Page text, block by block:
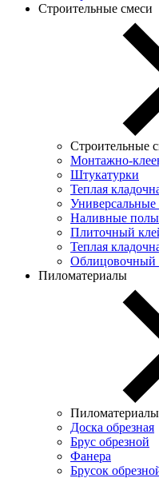
Строительные смеси
Строительные
Монтажно-
Штукатурки
Теплая
Универсальные
Наливные полы
Плиточный
Теплая
Облицовочный
Пиломатериалы
Пиломатериалы
Доска обрезная
Брус обрезной
Фанера
Брусок